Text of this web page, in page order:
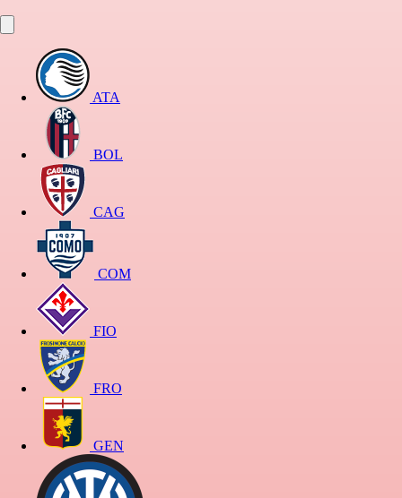
ATA
BOL
CAG
COM
FIO
FRO
GEN